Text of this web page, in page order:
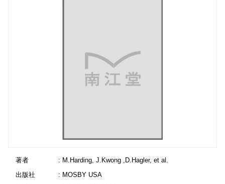
著者
: M.Harding, J.Kwong ,D.Hagler, et al.
出版社
: MOSBY USA